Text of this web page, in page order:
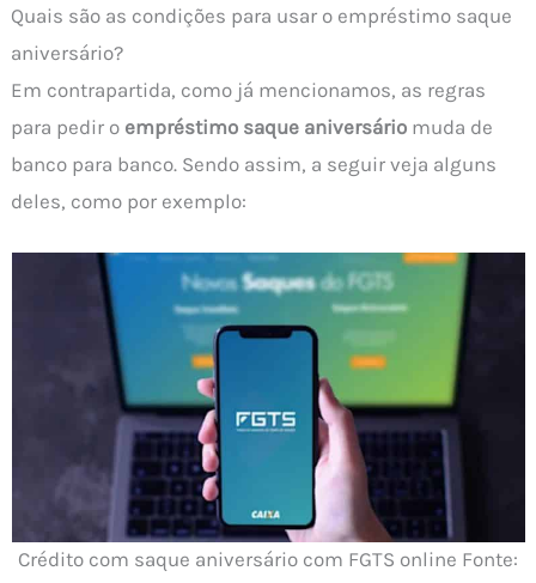
Quais são as condições para usar o empréstimo saque
aniversário?
Em contrapartida, como já mencionamos, as regras
para pedir o empréstimo saque aniversário muda de
banco para banco. Sendo assim, a seguir veja alguns
deles, como por exemplo:
Crédito com saque aniversário com FGTS online Fonte: